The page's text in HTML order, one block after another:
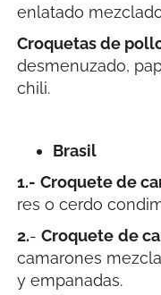
enlatado
Croquetas de
desmenuzado,
chili.
Brasil
1.- Croquete de
res o cerdo
2.-Croquete de
camarones
y empanadas.